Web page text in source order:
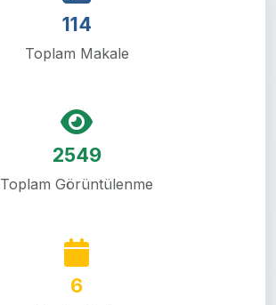
114
Toplam Makale
2549
Toplam Görüntülenme
6